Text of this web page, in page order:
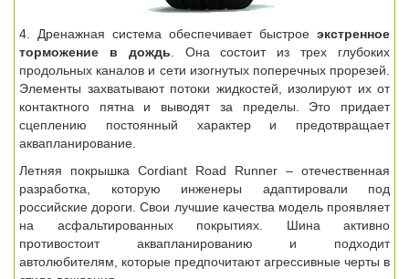
4. Дренажная система обеспечивает быстрое экстренное
торможение в дождь . Она состоит из трех глубоких
продольных каналов и сети изогнутых поперечных прорезей.
Элементы захватывают потоки жидкостей, изолируют их от
контактного пятна и выводят за пределы. Это придает
сцеплению постоянный характер и предотвращает
аквапланирование.
Летняя покрышка Cordiant Road Runner – отечественная
разработка, которую инженеры адаптировали под
российские дороги. Свои лучшие качества модель проявляет
на асфальтированных покрытиях. Шина активно
противостоит аквапланированию и подходит
автолюбителям, которые предпочитают агрессивные черты в